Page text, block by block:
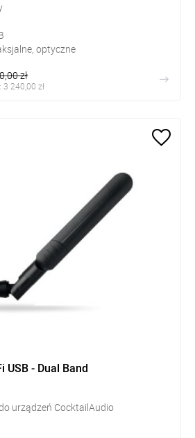
optyczne
zł
240,00 zł
USB - Dual Band
urządzeń CocktailAudio